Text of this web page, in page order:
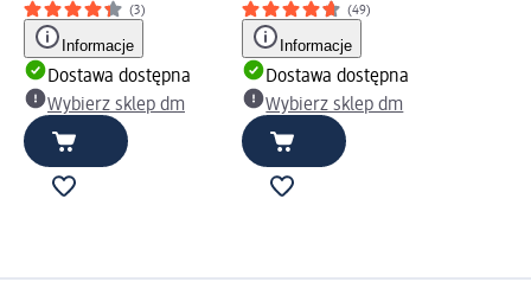
(3)
Informacje
Dostawa dostępna
Wybierz sklep dm
(49)
Informacje
Dostawa dostępna
Wybierz sklep dm